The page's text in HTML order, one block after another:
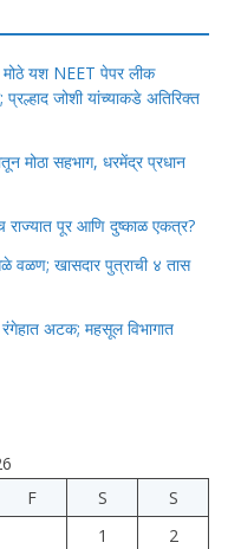
मोठे यश NEET पेपर लीक
जोशी यांच्याकडे अतिरिक्त
मोठा सहभाग, धरमेंद्र प्रधान
राज्यात पूर आणि दुष्काळ एकत्र?
वळण; खासदार पुत्राची ४ तास
अटक; महसूल विभागात
F S
S
1
2